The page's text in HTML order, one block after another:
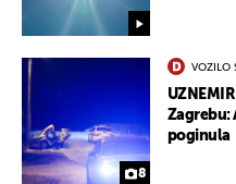
8
VOZILO
Zagrebu:
poginula